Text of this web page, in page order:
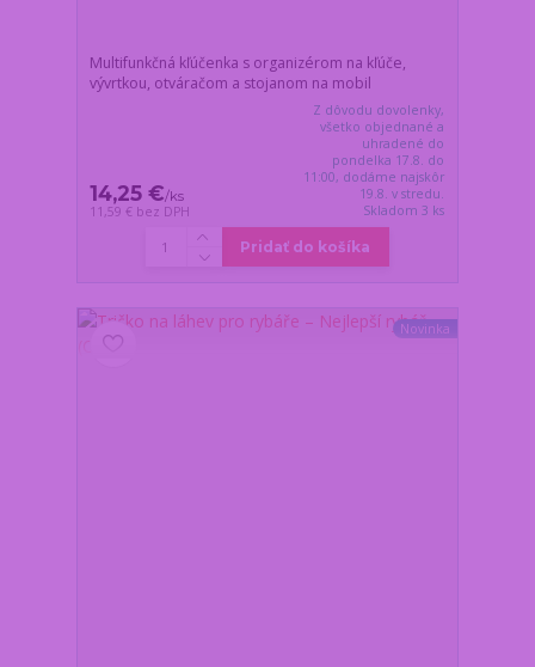
Multifunkčná kľúčenka s organizérom na kľúče,
vývrtkou, otváračom a stojanom na mobil
14,25 €/ks
11,59 € bez DPH
Z dôvodu dovolenky,
všetko objednané a
uhradené do
pondelka 17.8. do
11:00, dodáme najskôr
19.8. v stredu.
Skladom 3 ks
Pridať do košíka
Novinka